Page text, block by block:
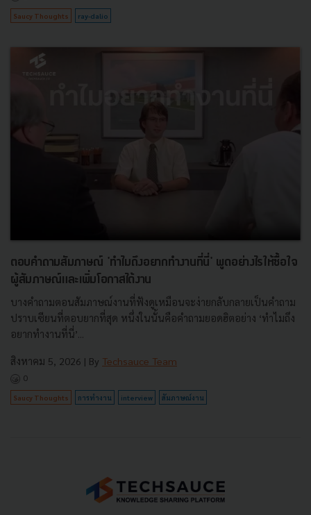
Saucy Thoughts ray-dalio
ตอบคำถามสัมภาษณ์ 'ทำไมถึงอยากทำงานที่นี่' พูดอย่างไรให้ซื้อใจ
ผู้สัมภาษณ์และเพิ่มโอกาสได้งาน
บางคำถามตอนสัมภาษณ์งานที่ฟังดูเหมือนจะง่ายกลับกลายเป็นคำถาม
ปราบเซียนที่ตอบยากที่สุด หนึ่งในนั้นคือคำถามยอดฮิตอย่าง ‘ทำไมถึง
อยากทำงานที่นี่’...
สิงหาคม 5, 2026 | By Techsauce Team
0
Saucy Thoughts การทำงาน interview สัมภาษณ์งาน